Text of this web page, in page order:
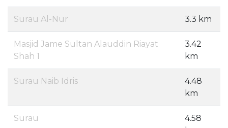
Surau Al-Nur 3.3 km
Masjid Jame Sultan Alauddin Riayat
Shah 1
3.42
km
Surau Naib Idris
4.48
km
Surau
4.58